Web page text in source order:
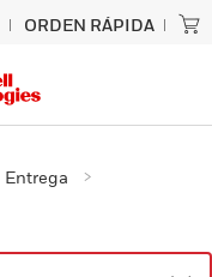
ORDEN RÁPIDA
Entrega